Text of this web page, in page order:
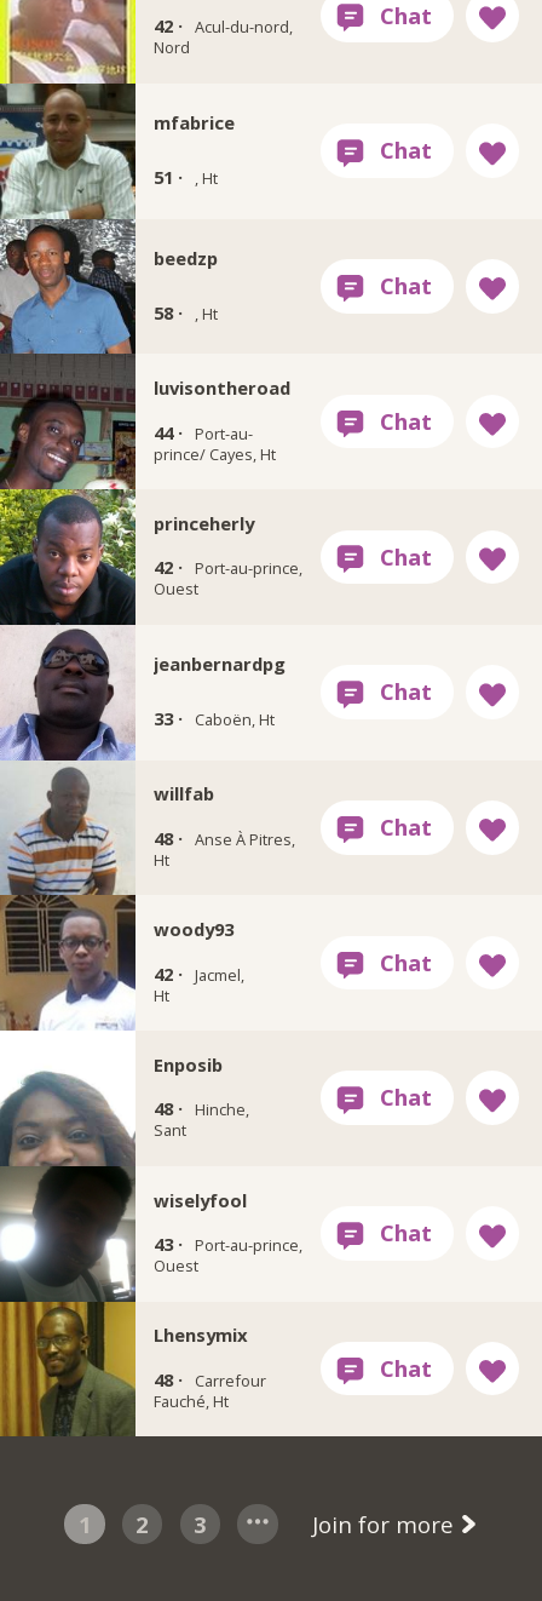
42 · Acul-du-nord,
Nord
mfabrice
51 · , Ht
beedzp
58 · , Ht
luvisontheroad
44 ·
Port-au-
prince/ Cayes, Ht
princeherly
42 ·
Port-au-prince,
Ouest
jeanbernardpg
33 · Caboën, Ht
willfab
48 · Anse À Pitres,
Ht
woody93
42 ·
Jacmel,
Ht
Enposib
48 ·
Hinche,
Sant
wiselyfool
43 ·
Port-au-prince,
Ouest
Lhensymix
48 ·
Carrefour
Fauché, Ht
1 2 3 Join for more